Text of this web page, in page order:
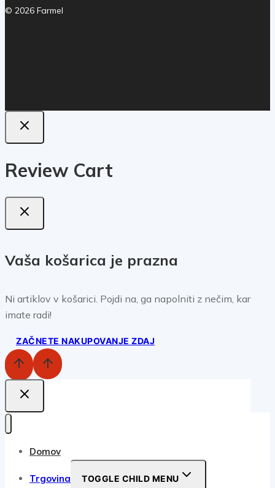
© 2026 Farmel
Review Cart
Vaša košarica je prazna
Ni artiklov v košarici. Pojdi na, ga napolniti z nečim, kar
imate radi!
ZAČNETE NAKUPOVANJE ZDAJ
Domov
Trgovina TOGGLE CHILD MENU